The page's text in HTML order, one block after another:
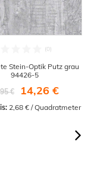
Stein-Optik Putz grau
94426-5
€
14,26 €
2,68 € / Quadratmeter